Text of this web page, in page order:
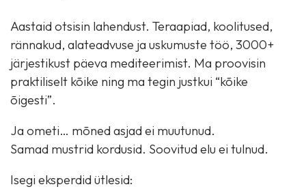
Aastaid otsisin lahendust. Teraapiad, koolitused,
rännakud, alateadvuse ja uskumuste töö, 3000+
järjestikust päeva mediteerimist. Ma proovisin
praktiliselt kõike ning ma tegin justkui “kõike
õigesti”.
Ja ometi… mõned asjad ei muutunud.
Samad mustrid kordusid. Soovitud elu ei tulnud.
Isegi eksperdid ütlesid: